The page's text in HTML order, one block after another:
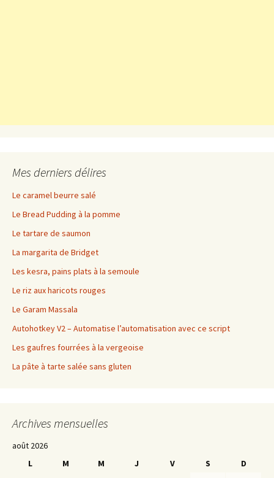
Mes derniers délires
Le caramel beurre salé
Le Bread Pudding à la pomme
Le tartare de saumon
La margarita de Bridget
Les kesra, pains plats à la semoule
Le riz aux haricots rouges
Le Garam Massala
Autohotkey V2 – Automatise l’automatisation avec ce script
Les gaufres fourrées à la vergeoise
La pâte à tarte salée sans gluten
Archives mensuelles
août 2026
L
M M J V S
D